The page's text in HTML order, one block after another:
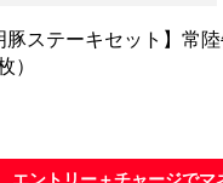
ステーキセット】常
エントリー＋チャージでマ